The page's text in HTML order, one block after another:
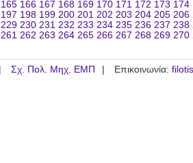
165 166 167 168 169 170 171 172 173 174
197 198 199 200 201 202 203 204 205 206
229 230 231 232 233 234 235 236 237 238
261 262 263 264 265 266 267 268 269 270
Σχ. Πολ. Μηχ. ΕΜΠ Επικοινωνία: